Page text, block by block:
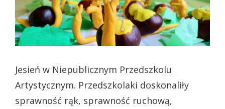
Jesień w Niepublicznym Przedszkolu
Artystycznym. Przedszkolaki doskonaliły
sprawność rąk, sprawność ruchową,